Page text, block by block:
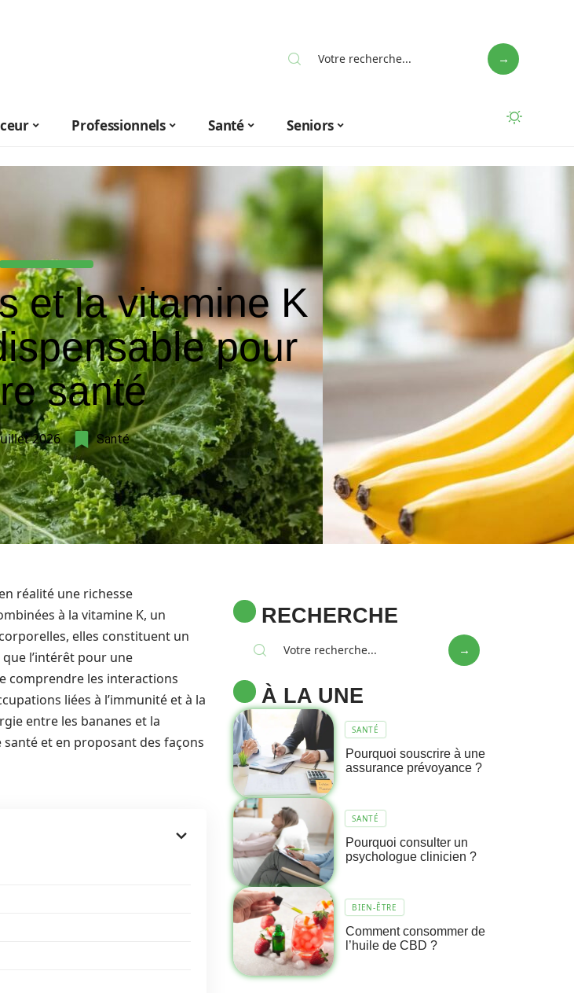
Professionnels Santé Seniors
et la vitamine K
pour
santé
2026 Santé
réalité une richesse
à la vitamine K, un
elles constituent un
l’intérêt pour une
comprendre les interactions
liées à l’immunité et à la
entre les bananes et la
et en proposant des façons
RECHERCHE
À LA UNE
SANTÉ
Pourquoi souscrire à une
assurance prévoyance ?
SANTÉ
Pourquoi consulter un
psychologue clinicien ?
BIEN-ÊTRE
Comment consommer de
l’huile de CBD ?